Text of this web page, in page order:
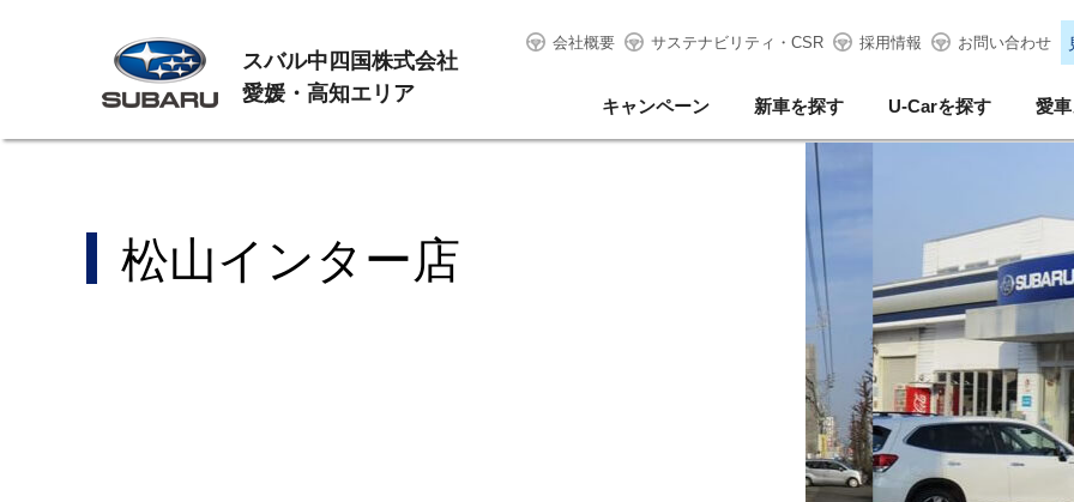
スバル中四国株式会社
愛媛・高知エリア
会社概要 サステナビリティ・CSR 採用情報 お問い合わせ
キャンペーン 新車を探す U-Carを探す 愛
松山インター店